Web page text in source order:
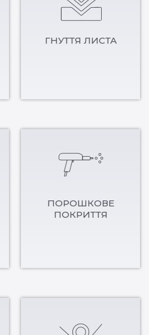
ГНУТТЯ ЛИСТА
ПОРОШКОВЕ
ПОКРИТТЯ